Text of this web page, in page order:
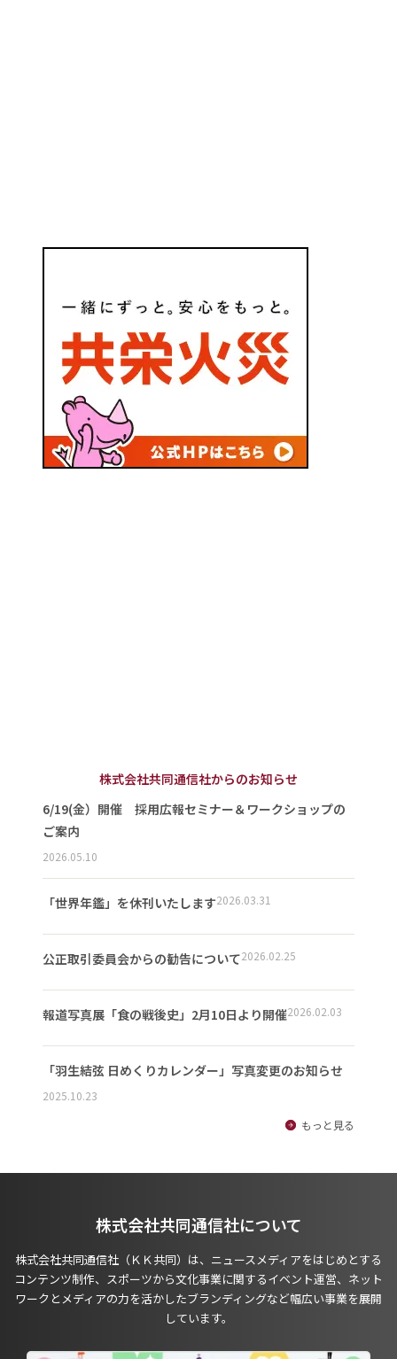
株式会社共同通信社からのお知らせ
6/19(金）開催 採用広報セミナー＆ワークショップの
ご案内
2026.05.10
「世界年鑑」を休刊いたします2026.03.31
公正取引委員会からの勧告について2026.02.25
報道写真展「食の戦後史」2月10日より開催2026.02.03
「羽生結弦 日めくりカレンダー」写真変更のお知らせ
2025.10.23
もっと見る
株式会社共同通信社について
株式会社共同通信社（ＫＫ共同）は、ニュースメディアをはじめとする
コンテンツ制作、スポーツから文化事業に関するイベント運営、ネット
ワークとメディアの力を活かしたブランディングなど幅広い事業を展開
しています。